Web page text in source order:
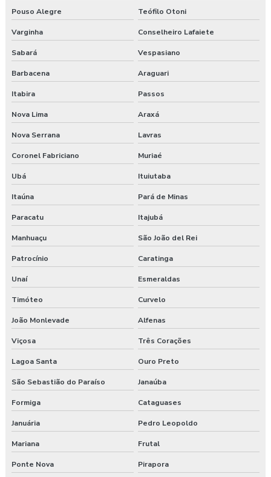
Exame aso valor
Exame demissional preço
Exame demissional valor
Exame médico admissional guarapuava
Exames complementares aso
Gerenciamento de risco no trabalho
Gerenciamento de riscos segurança do trabalho
Laudo ambiental e ergonômico do local de trabalho
Laudo de avaliação ergonômica
Laudo de ergonomia
Laudo ergonômico e análise ergonômica do trabalho
Laudo ergonômico cadeira
Laudo ergonômico construção civil
Laudo ergonômico esocial
Laudo ergonômico de iluminação
Pouso Alegre Teófilo Otoni
Varginha Conselheiro Lafaiete
Sabará Vespasiano
Barbacena Araguari
Itabira Passos
Nova Lima Araxá
Nova Serrana Lavras
Coronel Fabriciano Muriaé
Ubá Ituiutaba
Itaúna Pará de Minas
Paracatu Itajubá
Manhuaçu São João del Rei
Patrocínio Caratinga
Unaí Esmeraldas
Timóteo Curvelo
João Monlevade Alfenas
Viçosa Três Corações
Lagoa Santa Ouro Preto
São Sebastião do Paraíso Janaúba
Formiga Cataguases
Januária Pedro Leopoldo
Mariana Frutal
Ponte Nova Pirapora